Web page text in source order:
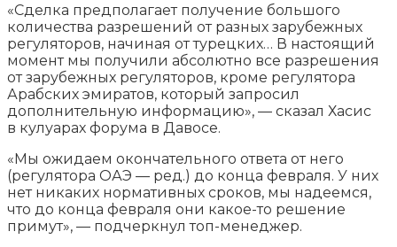
«Сделка предполагает получение большого
количества разрешений от разных зарубежных
регуляторов, начиная от турецких… В настоящий
момент мы получили абсолютно все разрешения
от зарубежных регуляторов, кроме регулятора
Арабских эмиратов, который запросил
дополнительную информацию», — сказал Хасис
в кулуарах форума в Давосе.
«Мы ожидаем окончательного ответа от него
(регулятора ОАЭ — ред.) до конца февраля. У них
нет никаких нормативных сроков, мы надеемся,
что до конца февраля они какое-то решение
примут», — подчеркнул топ-менеджер.